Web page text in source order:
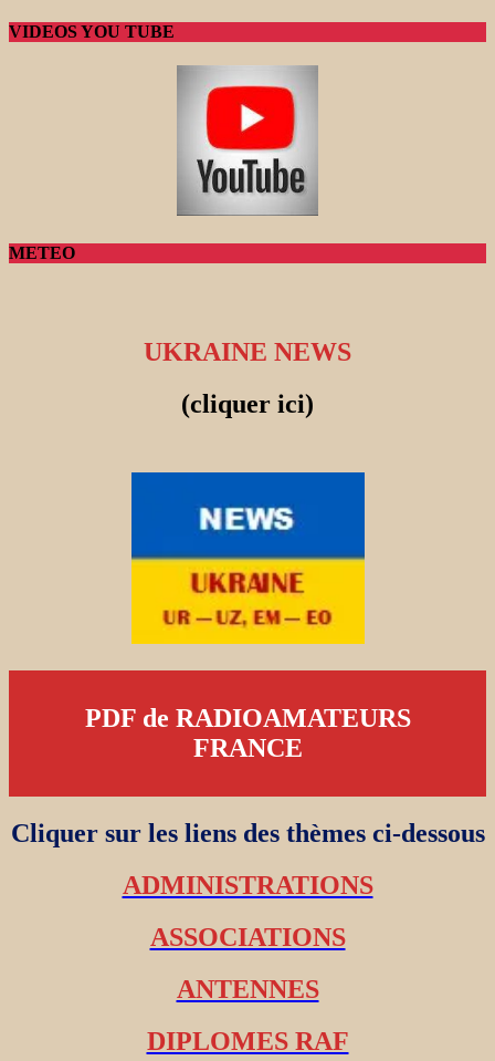
VIDEOS YOU TUBE
METEO
UKRAINE NEWS
(cliquer ici)
PDF de RADIOAMATEURS
FRANCE
Cliquer sur les liens des thèmes ci-dessous
ADMINISTRATIONS
ASSOCIATIONS
ANTENNES
DIPLOMES RAF